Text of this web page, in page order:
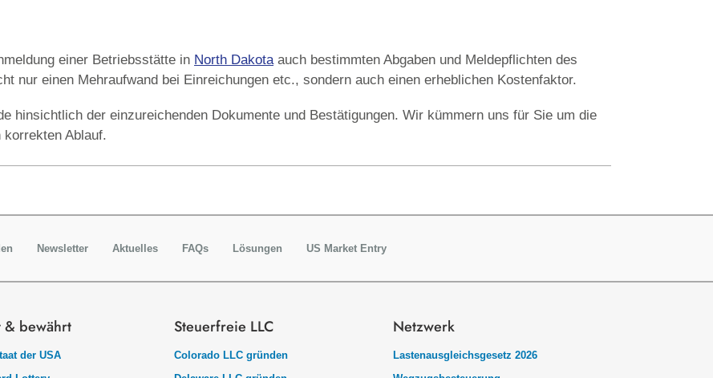
einer Betriebsstätte in North Dakotaauch bestimmten Abgaben und Meldepflichten des
nur einen Mehraufwand bei Einreichungen etc., sondern auch einen erheblichen Kostenfaktor.
hinsichtlich der einzureichenden Dokumente und Bestätigungen. Wir kümmern uns für Sie um die
korrekten Ablauf.
Newsletter Aktuelles FAQs Lösungen US Market Entry
& bewährt
der USA
Steuerfreie LLC
Colorado LLC gründen
Netzwerk
Lastenausgleichsgesetz 2026